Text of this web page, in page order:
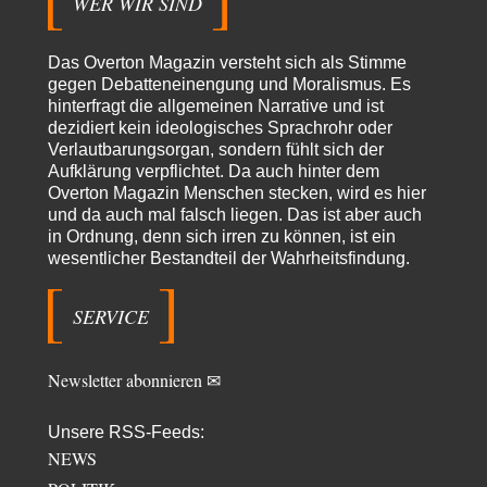
Theo Noestonto
vor 12 Stunden zu:
Russische Blockade des Schwarzen Meeres
"Ohne tragfähige Argumentation wirds wohl eher nix mit dem
„mainstraem näherbringen“…" Natürlich nicht! Da haben…
Grottenolmvor 13 Stunden zu:
Die von Selenskij angeordnete 40-Tage-Operation hat den
Krieg weiter eskaliert
Natürlich ist Russland scheinbar zögerlich, inkonsequent, reagiert immer
nur . Aber es ist vielleicht, wie…
Patient 0vor 19 Stunden zu:
Helmut Schelsky – Der Mann, der den Marxismus überlebte
> Eine schwammige Kritik, die nicht an der Theorie nachweist, dass die
fehlerhaft oder unvollständig…
Conrad
vor 21 Stunden zu:
Entkernen, Umfunktionieren und (feindlich) Übernehmen
Die NATO-Manöver gibt es noch. Mehr, als, zuvor, größere, nur eben jetzt
Urteil des Bundesverwaltungsgerichts zur ewigen
Das Overton Magazin versteht sich als Stimme
gegen Debatteneinengung und Moralismus. Es
hinterfragt die allgemeinen Narrative und ist
dezidiert kein ideologisches Sprachrohr oder
Verlautbarungsorgan, sondern fühlt sich der
Aufklärung verpflichtet. Da auch hinter dem
Overton Magazin Menschen stecken, wird es hier
und da auch mal falsch liegen. Das ist aber auch
in Ordnung, denn sich irren zu können, ist ein
wesentlicher Bestandteil der Wahrheitsfindung.
SERVICE
Newsletter abonnieren ✉
Unsere RSS-Feeds:
NEWS